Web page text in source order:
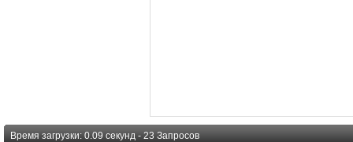
Время загрузки: 0.09 секунд - 23 Запросов